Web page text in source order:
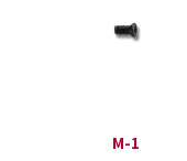
M-1